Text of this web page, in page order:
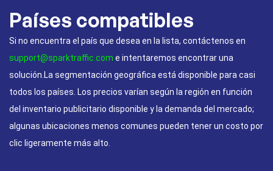
Países compatibles
Si no encuentra el país que desea en la lista, contáctenos en
support@sparktraffic.com e intentaremos encontrar una
solución.La segmentación geográfica está disponible para casi
todos los países. Los precios varían según la región en función
del inventario publicitario disponible y la demanda del mercado;
algunas ubicaciones menos comunes pueden tener un costo por
clic ligeramente más alto.